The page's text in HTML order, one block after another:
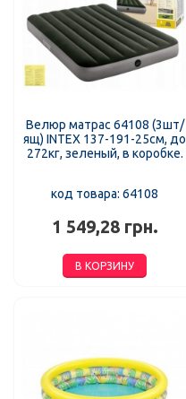
Велюр матрас 64108 (3шт/
ящ) INTEX 137-191-25см, до
272кг, зеленый, в коробке.
код товара: 64108
1 549,28 грн.
В КОРЗИНУ